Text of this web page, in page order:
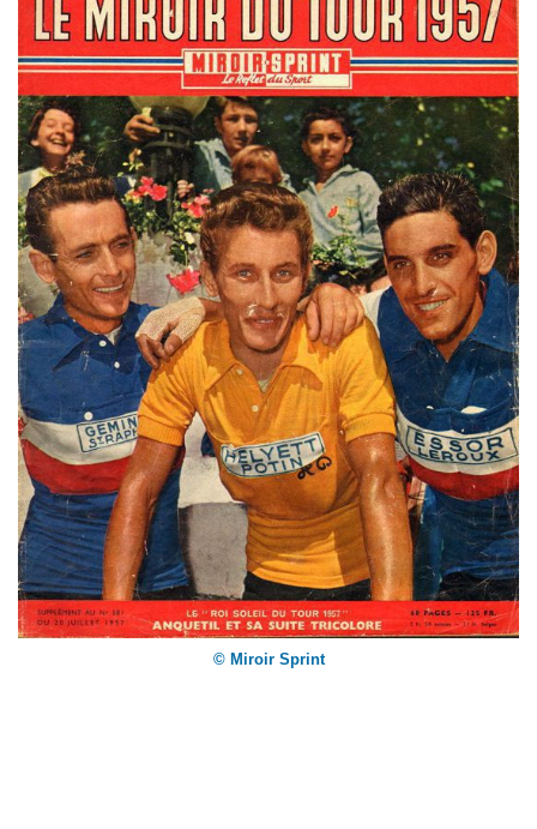
© Miroir Sprint